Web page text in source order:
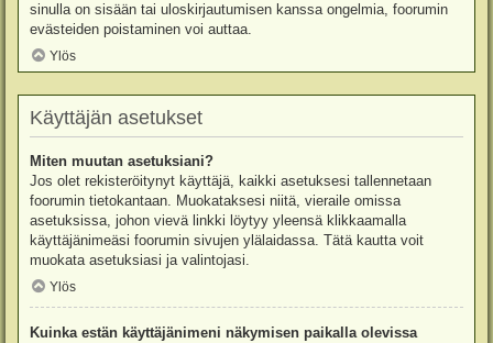
sinulla on sisään tai uloskirjautumisen kanssa ongelmia, foorumin
evästeiden poistaminen voi auttaa.
Ylös
Käyttäjän asetukset
Miten muutan asetuksiani?
Jos olet rekisteröitynyt käyttäjä, kaikki asetuksesi tallennetaan
foorumin tietokantaan. Muokataksesi niitä, vieraile omissa
asetuksissa, johon vievä linkki löytyy yleensä klikkaamalla
käyttäjänimeäsi foorumin sivujen ylälaidassa. Tätä kautta voit
muokata asetuksiasi ja valintojasi.
Ylös
Kuinka estän käyttäjänimeni näkymisen paikalla olevissa